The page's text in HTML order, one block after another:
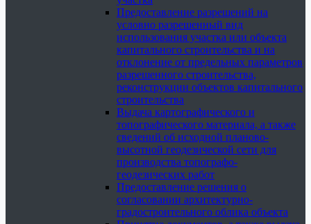
Предоставление разрешений на
условно разрешенный вид
использования участка или объекта
капитального строительства и на
отклонение от предельных параметров
разрешенного строительства,
реконструкции объектов капитального
строительства
Выдача картографического и
топографического материала, а также
сведений об исходной планово-
высотной геодезической сети для
производства топографо-
геодезических работ
Предоставление решения о
согласовании архитектурно-
градостроительного облика объекта